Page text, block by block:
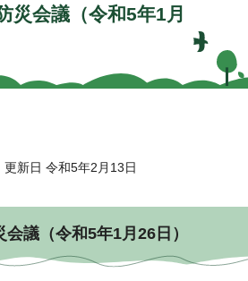
災会議（令和5年1月
新日 令和5年2月13日
議（令和5年1月26日）